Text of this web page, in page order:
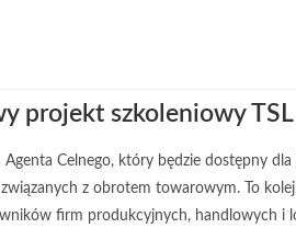
projekt szkoleniowy
Celnego, który będzie dostępny
z obrotem towarowym. To
firm produkcyjnych, handlowych